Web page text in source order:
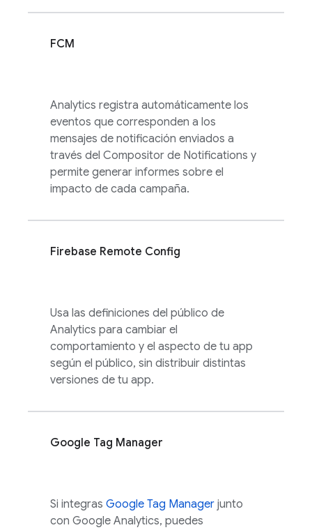
FCM
Analytics registra automáticamente los
eventos que corresponden a los
mensajes de notificación enviados a
través del Compositor de Notifications y
permite generar informes sobre el
impacto de cada campaña.
Firebase Remote Config
Usa las definiciones del público de
Analytics para cambiar el
comportamiento y el aspecto de tu app
según el público, sin distribuir distintas
versiones de tu app.
Google Tag Manager
Si integras Google Tag Manager junto
con Google Analytics, puedes